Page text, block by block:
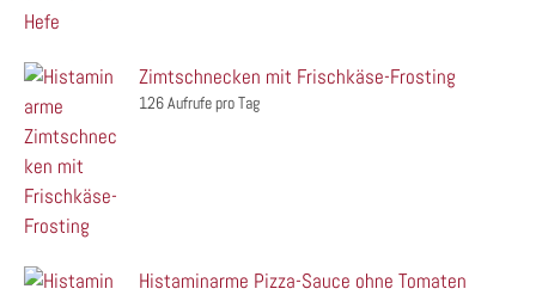
Zimtschnecken mit Frischkäse-Frosting
126 Aufrufe pro Tag
Histaminarme Pizza-Sauce ohne Tomaten